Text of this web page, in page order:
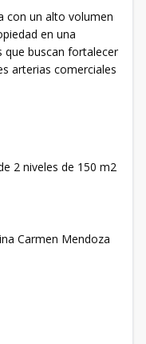
con un alto volumen
en una
que buscan fortalecer
arterias comerciales
2 niveles de 150 m2
Carmen Mendoza